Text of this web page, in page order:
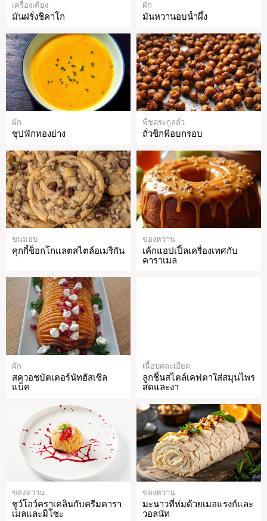
เครื่องเคียง
มันฝรั่งชิคาโก
ผัก
มันหวานอบน้ำผึ้ง
ผัก
ซุปฟักทองย่าง
พืชตระกูลถั่ว
ถั่วชิกพีอบกรอบ
ขนมอบ
คุกกี้ช็อกโกแลตสไตล์อเมริกัน
ของหวาน
เค้กแอปเปิ้ลเครื่องเทศกับ
คาราเมล
ผัก
สควอชบัตเตอร์นัทฮัสเซิล
แบ็ค
เนื้อบดละเอียด
ลูกชิ้นสไตล์เคฟตาใส่สมุนไพร
สดและงา
ของหวาน
ชูว์โอว์คราเคลินกับครีมคารา
เมลและมิโซะ
ของหวาน
มะนาวที่ห่มด้วยเมอแรงก์และ
วอลนัท